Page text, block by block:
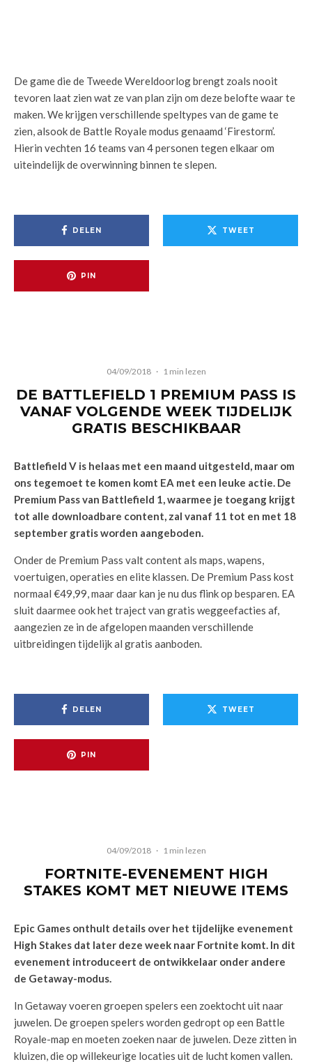
De game die de Tweede Wereldoorlog brengt zoals nooit
tevoren laat zien wat ze van plan zijn om deze belofte waar te
maken. We krijgen verschillende speltypes van de game te
zien, alsook de Battle Royale modus genaamd ‘Firestorm’.
Hierin vechten 16 teams van 4 personen tegen elkaar om
uiteindelijk de overwinning binnen te slepen.
DELEN TWEET
PIN
04/09/2018 · 1 min lezen
DE BATTLEFIELD 1 PREMIUM PASS IS
VANAF VOLGENDE WEEK TIJDELIJK
GRATIS BESCHIKBAAR
Battlefield V is helaas met een maand uitgesteld, maar om
ons tegemoet te komen komt EA met een leuke actie. De
Premium Pass van Battlefield 1, waarmee je toegang krijgt
tot alle downloadbare content, zal vanaf 11 tot en met 18
september gratis worden aangeboden.
Onder de Premium Pass valt content als maps, wapens,
voertuigen, operaties en elite klassen. De Premium Pass kost
normaal €49,99, maar daar kan je nu dus flink op besparen. EA
sluit daarmee ook het traject van gratis weggeefacties af,
aangezien ze in de afgelopen maanden verschillende
uitbreidingen tijdelijk al gratis aanboden.
DELEN TWEET
PIN
04/09/2018 · 1 min lezen
FORTNITE-EVENEMENT HIGH
STAKES KOMT MET NIEUWE ITEMS
Epic Games onthult details over het tijdelijke evenement
High Stakes dat later deze week naar Fortnite komt. In dit
evenement introduceert de ontwikkelaar onder andere
de Getaway-modus.
In Getaway voeren groepen spelers een zoektocht uit naar
juwelen. De groepen spelers worden gedropt op een Battle
Royale-map en moeten zoeken naar de juwelen. Deze zitten in
kluizen, die op willekeurige locaties uit de lucht komen vallen.